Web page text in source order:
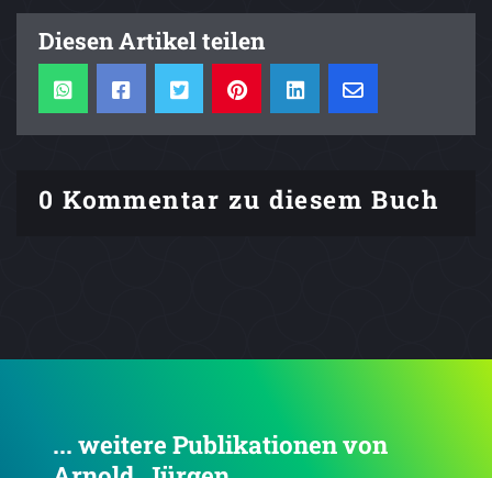
Diesen Artikel teilen
0 Kommentar zu diesem Buch
... weitere Publikationen von